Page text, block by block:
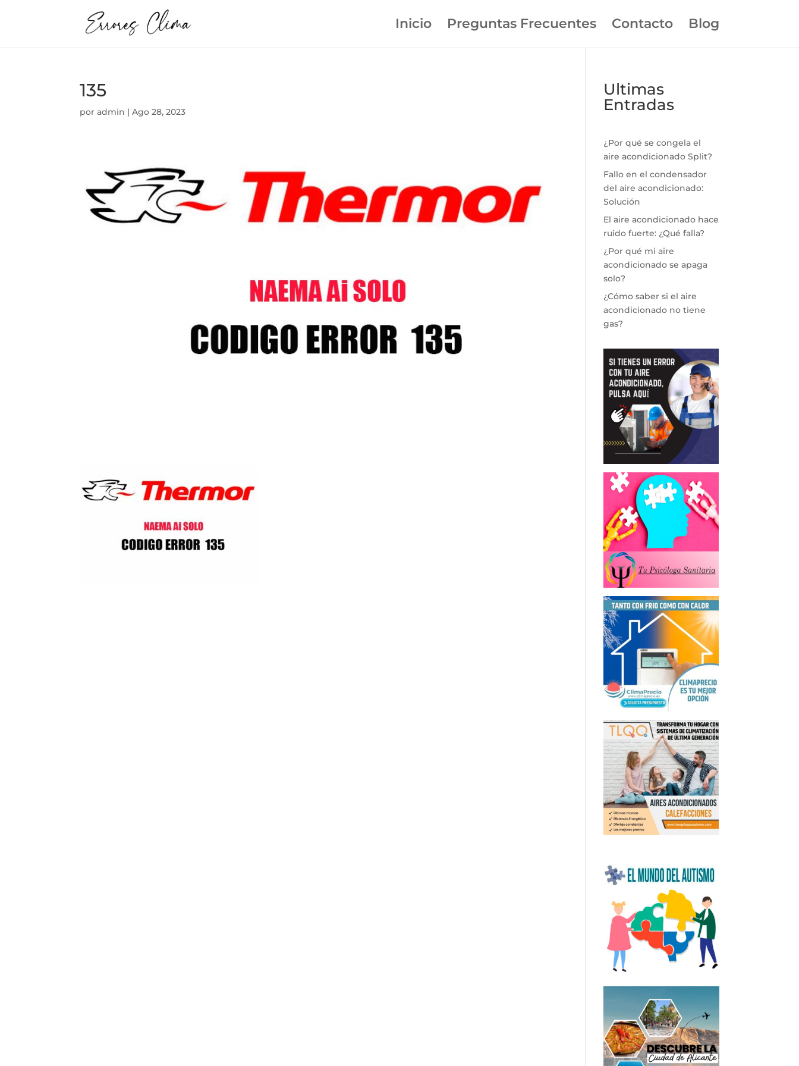
Inicio Preguntas Frecuentes Contacto Blog
135
poradmin |Ago 28, 2023
Ultimas
Entradas
¿Por qué se congela el
aire acondicionado Split?
Fallo en el condensador
del aire acondicionado:
Solución
El aire acondicionado hace
ruido fuerte: ¿Qué falla?
¿Por qué mi aire
acondicionado se apaga
solo?
¿Cómo saber si el aire
acondicionado no tiene
gas?